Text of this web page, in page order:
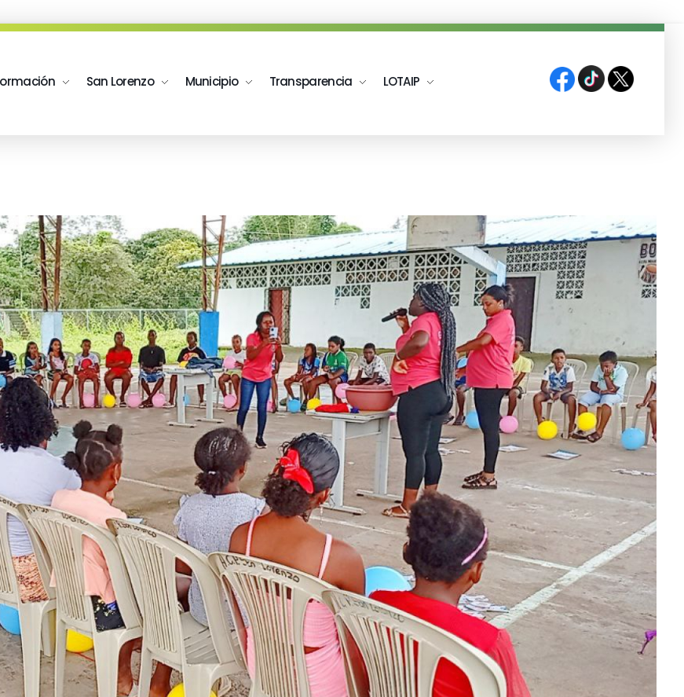
San Lorenzo Municipio Transparencia LOTAIP